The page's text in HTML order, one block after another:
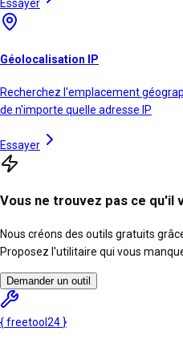
Essayer
Géolocalisation IP
Recherchez l'emplacement
de n'importe quelle adresse IP
Essayer
Vous ne trouvez pas ce qu'il
Nous créons des outils gratuits
Proposez l'utilitaire qui vous
Demander un outil
{freetool 24 }